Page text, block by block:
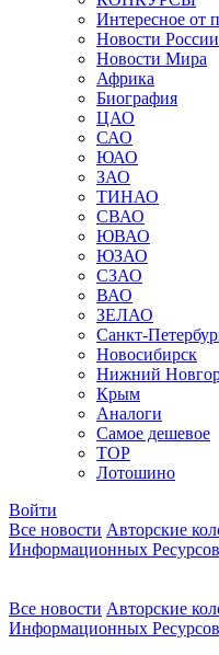
Интересное от
Новости России
Новости Мира
Африка
Биография
ЦАО
САО
ЮАО
ЗАО
ТИНАО
СВАО
ЮВАО
ЮЗАО
СЗАО
ВАО
ЗЕЛАО
Санкт-
Новосибирск
Нижний
Крым
Аналоги
Самое дешевое
TOP
Лотошино
Войти
Все новости Авторские
Информационных Ресурсов
Все новости Авторские
Информационных Ресурсов